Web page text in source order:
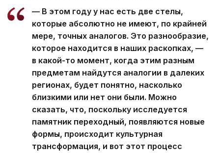
— В этом году у нас есть две стелы,
которые абсолютно не имеют, по крайней
мере, точных аналогов. Это разнообразие,
которое находится в наших раскопках, —
в какой-то момент, когда этим разным
предметам найдутся аналогии в далеких
регионах, будет понятно, насколько
близкими или нет они были. Можно
сказать, что, поскольку исследуется
памятник переходный, появляются новые
формы, происходит культурная
трансформация, и вот этот процесс